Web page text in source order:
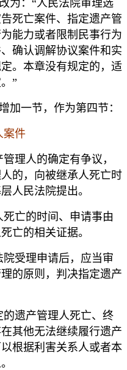
为：“人民法院审理选
死亡案件、指定遗产管
能力或者限制民事行为
确认调解协议案件和实
。本章没有规定的，适
”
加一节，作为第四节：
案件
理人的确定有争议，
的，向被继承人死亡时
人民法院提出。
亡的时间、申请事由
亡的相关证据。
受理申请后，应当审
的原则，判决指定遗产
遗产管理人死亡、终
其他无法继续履行遗产
根据利害关系人或者本